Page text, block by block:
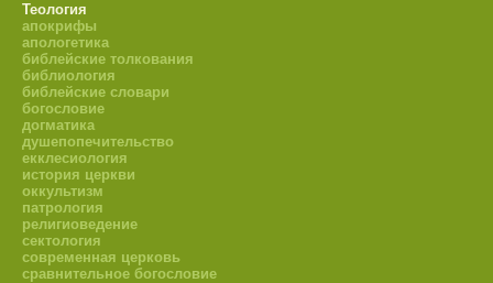
Теология
апокрифы
апологетика
библейские толкования
библиология
библейские словари
богословие
догматика
душепопечительство
екклесиология
история церкви
оккультизм
патрология
религиоведение
сектология
современная церковь
сравнительное богословие